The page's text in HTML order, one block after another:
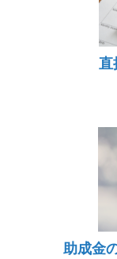
直
助成金